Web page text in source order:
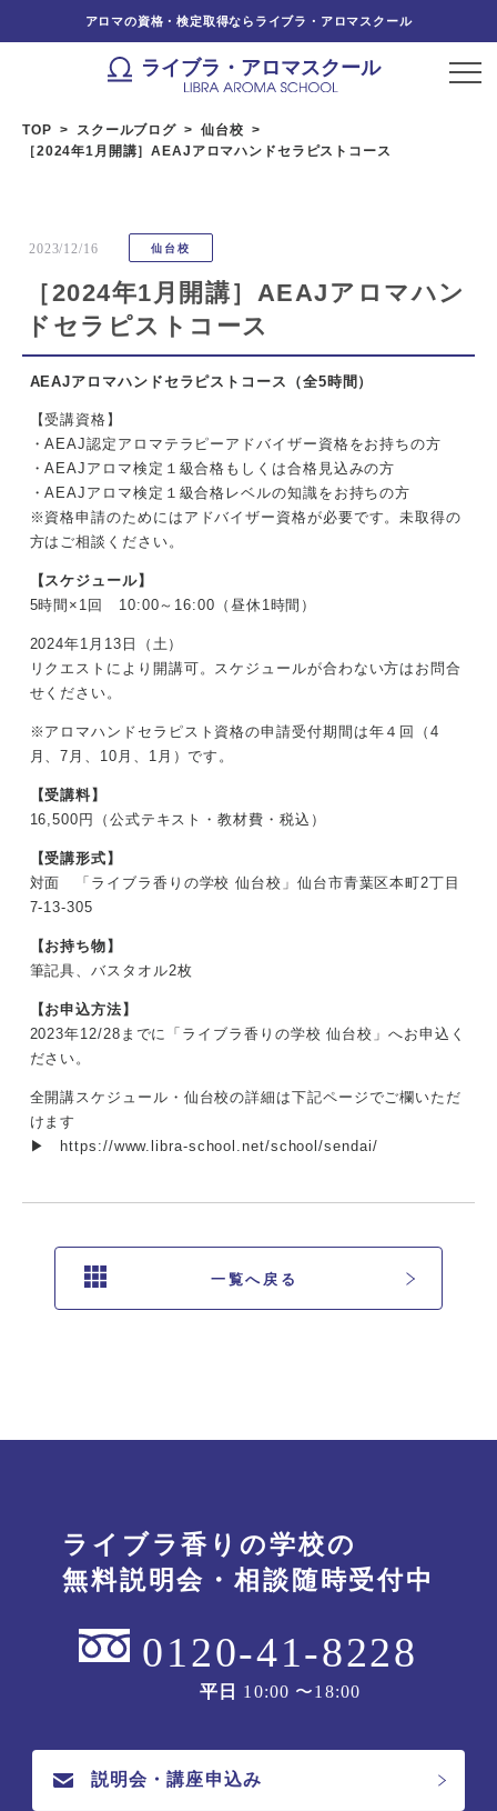
アロマの資格・検定取得ならライブラ・アロマスクール
ライブラ・アロマスクール
TOP スクールブログ
仙台校
［2024年1月開講］AEAJアロマハンドセラピストコース
2023/12/16 仙台校
［2024年1月開講］AEAJアロマハン
ドセラピストコース
AEAJアロマハンドセラピストコース （全5時間）
【受講資格】
・AEAJ認定アロマテラピーアドバイザー資格をお持ちの方
・AEAJアロマ検定１級合格もしくは合格見込みの方
・AEAJアロマ検定１級合格レベルの知識をお持ちの方
※資格申請のためにはアドバイザー資格が必要です。未取得の
方はご相談ください。
【スケジュール】
5時間×1回 10:00～16:00（昼休1時間）
2024年1月13日（土）
リクエストにより開講可。スケジュールが合わない方はお問合
せください。
※アロマハンドセラピスト資格の申請受付期間は年４回（4
月、7月、10月、1月）です。
【受講料】
16,500円（公式テキスト・教材費・税込）
【受講形式】
対面 「ライブラ香りの学校 仙台校」仙台市青葉区本町2丁目
7-13-305
【お持ち物】
筆記具、バスタオル2枚
【お申込方法】
2023年12/28までに「ライブラ香りの学校 仙台校」へお申込く
ださい。
全開講スケジュール・仙台校の詳細は下記ページでご欄いただ
けます
▶
https://www.libra-school.net/school/sendai/
一覧へ戻る
ライブラ香りの学校の
無料説明会・相談随時受付中
0120-41-8228
平日 10:00 〜18:00
説明会・講座申込み